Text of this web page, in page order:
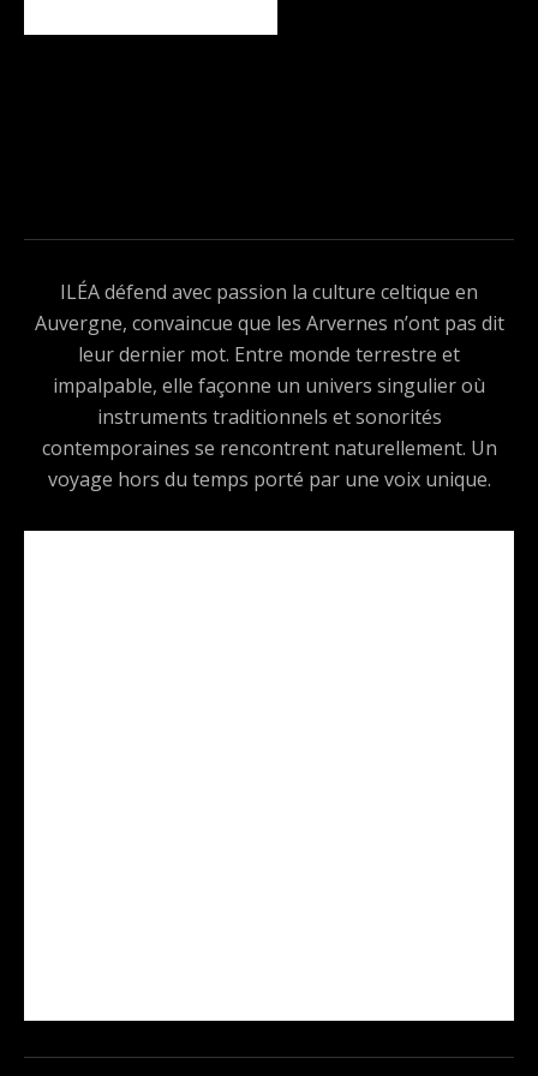
ILÉA défend avec passion la culture celtique en
Auvergne, convaincue que les Arvernes n’ont pas dit
leur dernier mot. Entre monde terrestre et
impalpable, elle façonne un univers singulier où
instruments traditionnels et sonorités
contemporaines se rencontrent naturellement. Un
voyage hors du temps porté par une voix unique.